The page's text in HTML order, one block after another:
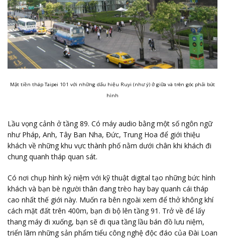
Mặt tiền tháp Taipei 101 với những dấu hiệu Ruyi (như ý) ở giữa và trên góc phải bức
hình
Lầu vọng cảnh ở tầng 89. Có máy audio bằng một số ngôn ngữ
như Pháp, Anh, Tây Ban Nha, Đức, Trung Hoa để giới thiệu
khách về những khu vực thành phố nằm dưới chân khi khách đi
chung quanh tháp quan sát.
Có nơi chụp hình kỷ niệm với kỹ thuật digital tạo những bức hình
khách và bạn bè người thân đang trèo hay bay quanh cái tháp
cao nhất thế giới này. Muốn ra bên ngoài xem để thở không khí
cách mặt đất trên 400m, bạn đi bộ lên tầng 91. Trở về để lấy
thang máy đi xuống, bạn sẽ đi qua tầng lầu bán đồ lưu niệm,
triển lãm những sản phẩm tiểu công nghệ độc đáo của Đài Loan